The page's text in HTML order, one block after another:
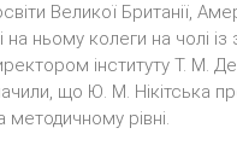
Великої Британії,
на ньому колеги на чолі
інституту Т. М.
що Ю. М. Нікітська
рівні.